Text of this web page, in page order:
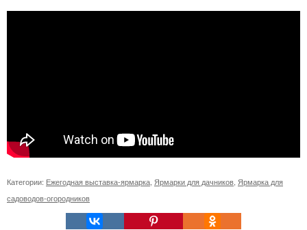
Категории: Ежегодная выставка-ярмарка Ярмарки для дачников Ярмарка для
садоводов-огородников